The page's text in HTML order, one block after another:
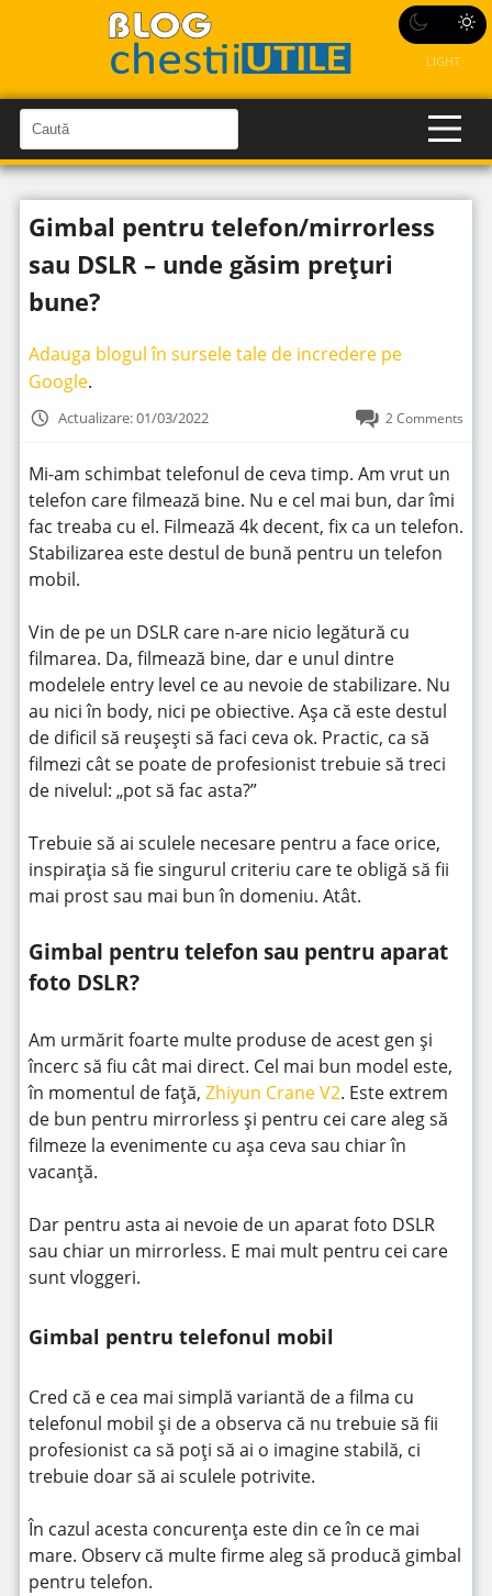
LIGHT
a
u
t
C
a
u
î
n
i
t
Gimbal pentru telefon/mirrorless
sau DSLR – unde găsim prețuri
bune?
Adauga blogul în sursele tale de incredere pe
Google.
Actualizare: 01/03/2022 2 Comments
Mi-am schimbat telefonul de ceva timp. Am vrut un
telefon care filmează bine. Nu e cel mai bun, dar îmi
fac treaba cu el. Filmează 4k decent, fix ca un telefon.
Stabilizarea este destul de bună pentru un telefon
mobil.
Vin de pe un DSLR care n-are nicio legătură cu
filmarea. Da, filmează bine, dar e unul dintre
modelele entry level ce au nevoie de stabilizare. Nu
au nici în body, nici pe obiective. Așa că este destul
de dificil să reușești să faci ceva ok. Practic, ca să
filmezi cât se poate de profesionist trebuie să treci
de nivelul: „pot să fac asta?”
Trebuie să ai sculele necesare pentru a face orice,
inspirația să fie singurul criteriu care te obligă să fii
mai prost sau mai bun în domeniu. Atât.
Gimbal pentru telefon sau pentru aparat
foto DSLR?
Am urmărit foarte multe produse de acest gen și
încerc să fiu cât mai direct. Cel mai bun model este,
în momentul de față, Zhiyun Crane V2. Este extrem
de bun pentru mirrorless și pentru cei care aleg să
filmeze la evenimente cu așa ceva sau chiar în
vacanță.
Dar pentru asta ai nevoie de un aparat foto DSLR
sau chiar un mirrorless. E mai mult pentru cei care
sunt vloggeri.
Gimbal pentru telefonul mobil
Cred că e cea mai simplă variantă de a filma cu
telefonul mobil și de a observa că nu trebuie să fii
profesionist ca să poți să ai o imagine stabilă, ci
trebuie doar să ai sculele potrivite.
În cazul acesta concurența este din ce în ce mai
mare. Observ că multe firme aleg să producă gimbal
pentru telefon.